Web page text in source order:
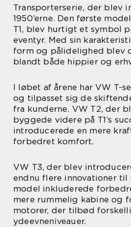
Transporterserie, der blev
1950’erne. Den første
T1, blev hurtigt et symbol
eventyr. Med sin
form og pålidelighed blev
blandt både hippier og
I løbet af årene har VW T-
og tilpasset sig de
fra kunderne. VW T2, der
byggede videre på T1’s
introducerede en mere
forbedret komfort.
VW T3, der blev
endnu flere innovationer til
model inkluderede
mere rummelig kabine og
motorer, der tilbød
ydeevneniveauer.